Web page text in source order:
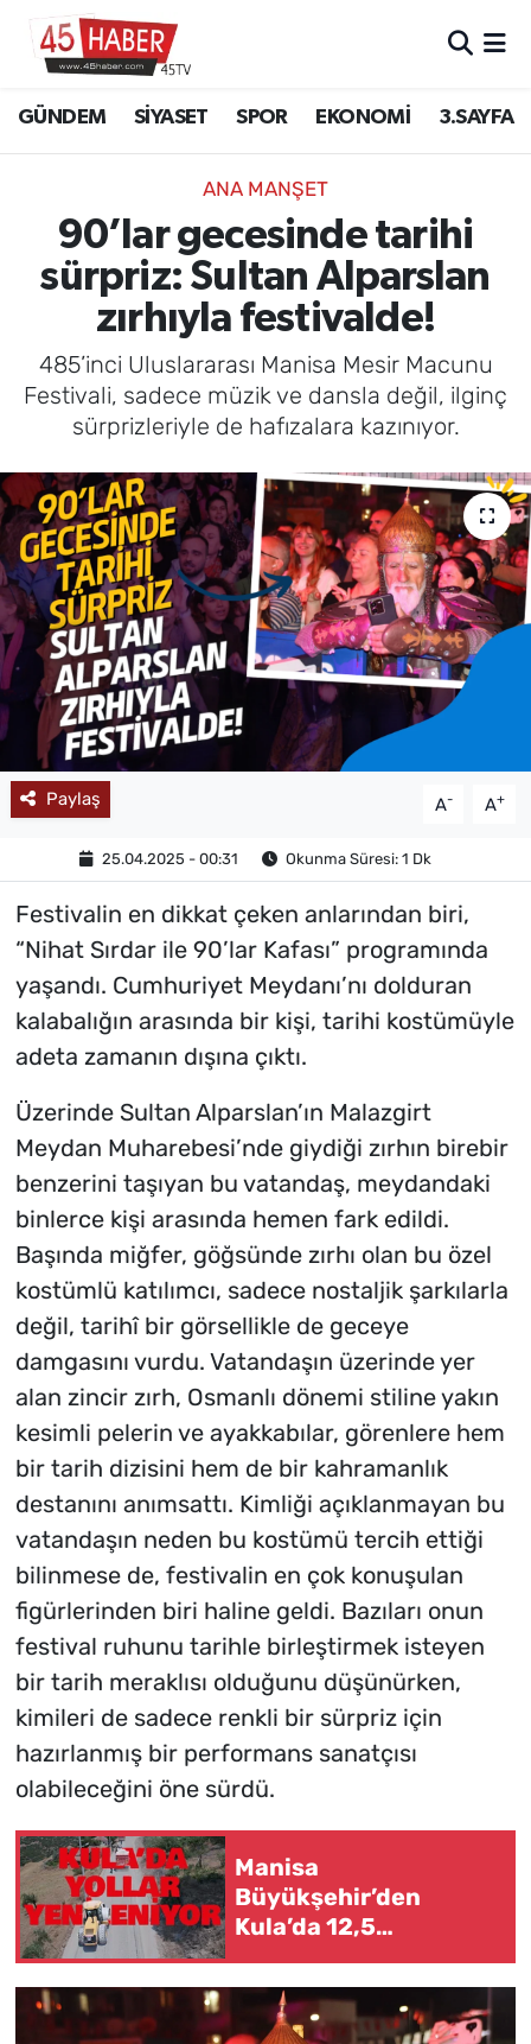
GÜNDEM SİYASET SPOR EKONOMİ 3.SAYFA
ANA MANŞET
90’lar gecesinde tarihi
sürpriz: Sultan Alparslan
zırhıyla festivalde!
485’inci Uluslararası Manisa Mesir Macunu
Festivali, sadece müzik ve dansla değil, ilginç
sürprizleriyle de hafızalara kazınıyor.
Paylaş A- A+
25.04.2025 - 00:31 Okunma Süresi: 1 Dk
Festivalin en dikkat çeken anlarından biri,
“Nihat Sırdar ile 90’lar Kafası” programında
yaşandı. Cumhuriyet Meydanı’nı dolduran
kalabalığın arasında bir kişi, tarihi kostümüyle
adeta zamanın dışına çıktı.
Üzerinde Sultan Alparslan’ın Malazgirt
Meydan Muharebesi’nde giydiği zırhın birebir
benzerini taşıyan bu vatandaş, meydandaki
binlerce kişi arasında hemen fark edildi.
Başında miğfer, göğsünde zırhı olan bu özel
kostümlü katılımcı, sadece nostaljik şarkılarla
değil, tarihî bir görsellikle de geceye
damgasını vurdu. Vatandaşın üzerinde yer
alan zincir zırh, Osmanlı dönemi stiline yakın
kesimli pelerin ve ayakkabılar, görenlere hem
bir tarih dizisini hem de bir kahramanlık
destanını anımsattı. Kimliği açıklanmayan bu
vatandaşın neden bu kostümü tercih ettiği
bilinmese de, festivalin en çok konuşulan
figürlerinden biri haline geldi. Bazıları onun
festival ruhunu tarihle birleştirmek isteyen
bir tarih meraklısı olduğunu düşünürken,
kimileri de sadece renkli bir sürpriz için
hazırlanmış bir performans sanatçısı
olabileceğini öne sürdü.
Manisa
Büyükşehir’den
Kula’da 12,5
Kilometrelik Yol
Hamlesi
SİYASET
EKONOMİ
3.SAYFA
EĞİTİM
YAŞAM
MAGAZİN
Manisa Hava Durumu
Manisa Namaz Vakitleri
Manisa Trafik Yoğunluk Haritası
Süper Lig Puan Durumu ve Fikstür
Tüm Manşetler
Haber Arşivi